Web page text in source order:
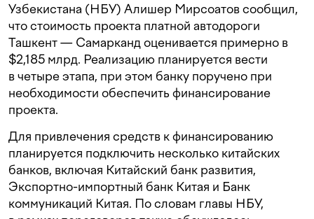
Узбекистана (НБУ) Алишер Мирсоатов сообщил,
что стоимость проекта платной автодороги
Ташкент — Самарканд оценивается примерно в
$2,185 млрд. Реализацию планируется вести
в четыре этапа, при этом банку поручено при
необходимости обеспечить финансирование
проекта.
Для привлечения средств к финансированию
планируется подключить несколько китайских
банков, включая Китайский банк развития,
Экспортно-импортный банк Китая и Банк
коммуникаций Китая. По словам главы НБУ,